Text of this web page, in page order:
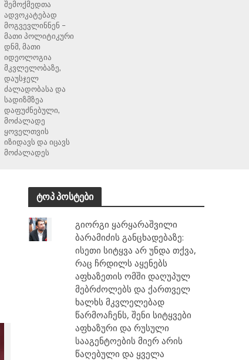
შემოქმედთა
ადვოკატებად
მოგვევლინნენ –
მათი პოლიტიკური
დნმ, მათი
იდეოლოგია
მკვლელობაზე,
დაუსჯელ
ძალადობასა და
სადიზმზეა
დაფუძნებული,
მოძალადე
ყოველთვის
იზიდავს და იცავს
მოძალადეს
ტოპ პოსტები
გიორგი ყარყარაშვილი
ბარამიძის განცხადებაზე:
ისეთი სიტყვა არ უნდა თქვა,
რაც ჩრდილს აყენებს
აფხაზეთის ომში დაღუპულ
მებრძოლებს და ქართველ
ხალხს მკვლელებად
წარმოაჩენს, შენი სიტყვები
აფხაზური და რუსული
სააგენტოების მიერ არის
წაღებული და ყველა